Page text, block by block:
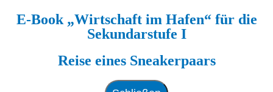
ZumE-Book „Wirtschaft im Hafen“ für die
Sekundarstufe I
Reise eines Sneakerpaars